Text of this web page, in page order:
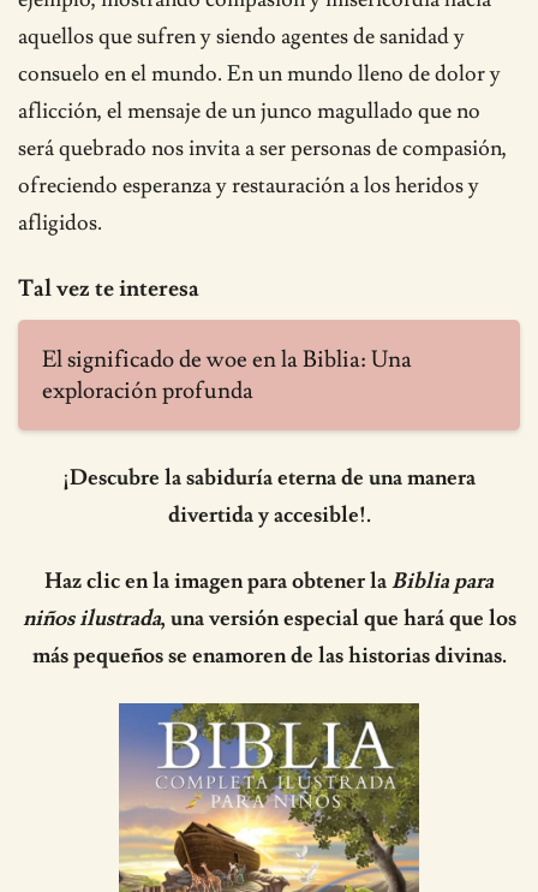
aquellos que sufren y siendo agentes de sanidad y
consuelo en el mundo. En un mundo lleno de dolor y
aflicción, el mensaje de un junco magullado que no
será quebrado nos invita a ser personas de compasión,
ofreciendo esperanza y restauración a los heridos y
afligidos.
Tal vez te interesa
El significado de woe en la Biblia: Una
exploración profunda
¡Descubre la sabiduría eterna de una manera
divertida y accesible!.
Haz clic en la imagen para obtener laBiblia para
niños ilustrada, una versión especial que hará que los
más pequeños se enamoren de las historias divinas.